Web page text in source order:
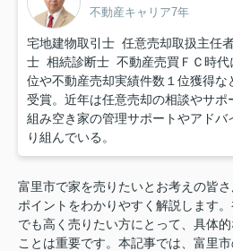
不動産キャリア7年
宅地建物取引士 任意売却取扱主任
士 相続診断士 不動産売買ＦＣ時代
位や不動産売却実績件数１位獲得
受賞。近年は任意売却の相談やサポ
組み空き家の管理サポートやアドバ
り組んでいる。
富里市で家を売りたいとお考えの皆
ポイントをわかりやすく解説します
でも高く売りたい方にとって、具体
ことは重要です。本記事では、富里